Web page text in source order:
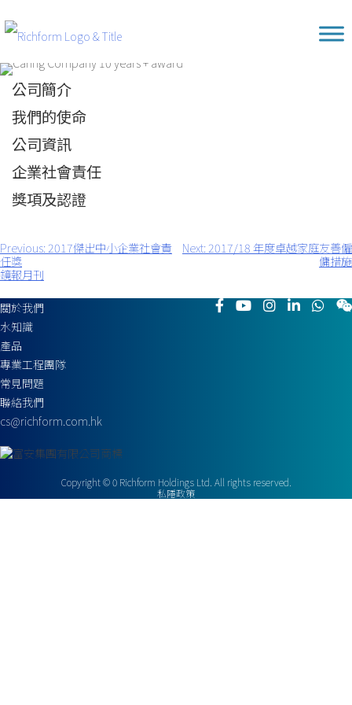
to
content
公司簡介
我們的使命
公司資訊
企業社會責任
獎項及認證
文
章
導
覽
Previous:2017傑出中小企業社會責
任獎
鏡報月刊
Next:2017/18 年度卓越家庭友善僱
傭措施
關於我們
水知識
產品
專業工程團隊
常見問題
聯絡我們
cs@richform.com.hk
Copyright ©0Richform Holdings Ltd. All rights reserved.
私隱政策